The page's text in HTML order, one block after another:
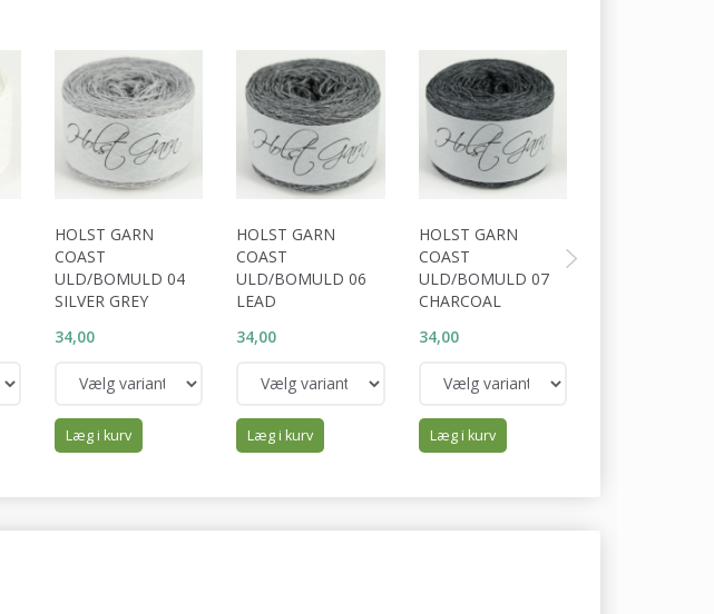
HOLST GARN
COAST
ULD/BOMULD 04
SILVER GREY
34,00
Læg i kurv
HOLST GARN
COAST
ULD/BOMULD 06
LEAD
34,00
Læg i kurv
HOLST GARN
COAST
ULD/BOMULD 07
CHARCOAL
34,00
Læg i kurv